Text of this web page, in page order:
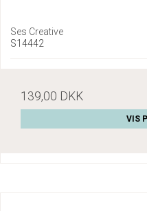
Ses Creative
S14442
139,00 DKK
VIS